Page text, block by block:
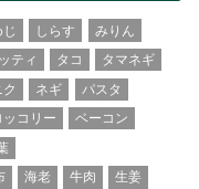
じ しらす
みりん
ティ タコ
タマネギ
ネギ
パスタ
ッコリー
ベーコン
海老 牛肉 生姜